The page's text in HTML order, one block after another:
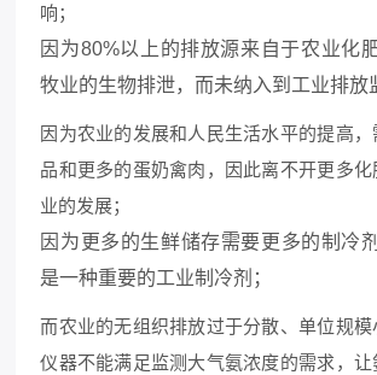
响；
因为80%以上的排放源来自于农业化
牧业的生物排泄，而未纳入到工业排放
因为农业的发展和人民生活水平的提高
品和更多的蛋奶禽肉，因此离不开更多
业的发展；
因为更多的生鲜储存需要更多的制冷
是一种重要的工业制冷剂；
而农业的无组织排放过于分散、单位规
仪器不能满足监测大气氨浓度的需求，